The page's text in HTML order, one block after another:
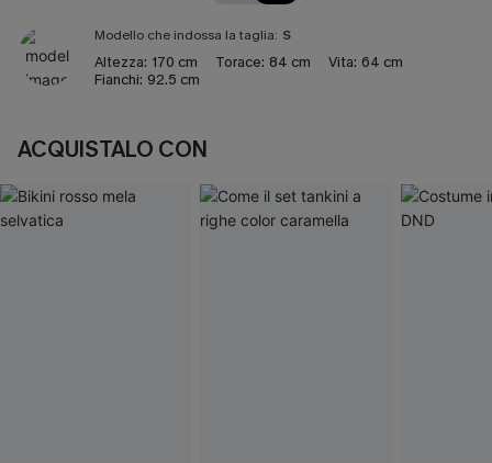
Modello che indossa la taglia: S
Altezza: 170 cm Torace: 84 cm Vita: 64 cm
Fianchi: 92.5 cm
ACQUISTALO CON